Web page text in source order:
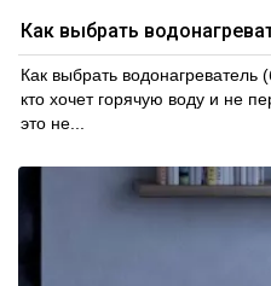
Как выбрать
Как выбрать водонагреватель
кто хочет горячую воду и не
это не...